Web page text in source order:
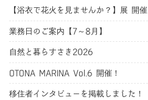
【浴衣で花火を見ませんか？】展 開催
業務日のご案内【7～8月】
自然と暮らすさき2026
OTONA MARINA Vol.6 開催！
移住者インタビューを掲載しました！